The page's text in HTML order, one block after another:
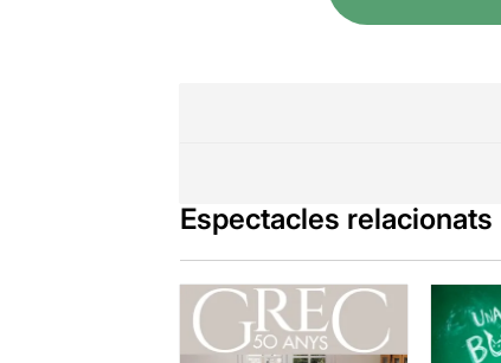
Espectacles relacionats